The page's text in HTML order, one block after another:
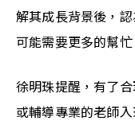
解其成長背景後，
可能需要更多的幫忙
徐明珠提醒，有了
或輔導專業的老師